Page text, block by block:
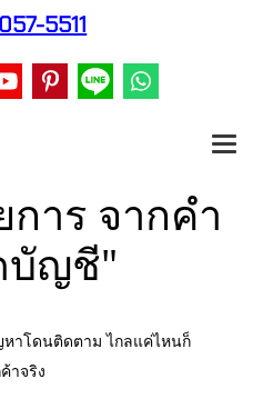
5511
าร จากคำ
บัญชี"
าโดนติดตาม ไกลแค่ไหนก็
าจริง